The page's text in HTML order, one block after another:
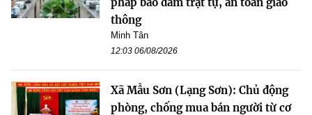
thông
Minh Tân
12:03 06/08/2026
Xã Mẫu Sơn (Lạng Sơn): Chủ động
phòng, chống mua bán người từ cơ